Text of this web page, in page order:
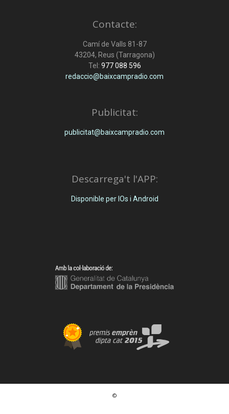
Contacte:
Camí de Valls 81-87
43204, Reus (Tarragona)
Tel: 977 088 596
redaccio@baixcampradio.com
Publicitat:
publicitat@baixcampradio.com
Descarrega't l'APP:
Disponible per IOs i Android
©